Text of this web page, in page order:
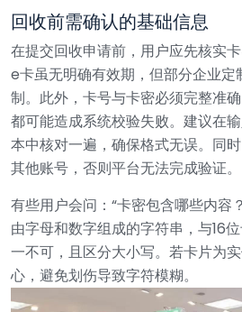
回收前需确认的基础信息
在提交回收申请前，用户应先核实
e卡虽无明确有效期，但部分企业定
制。此外，卡号与卡密必须完整准
都可能造成系统校验失败。建议在
本中核对一遍，确保格式无误。同
其他账号，否则平台无法完成验证。
有些用户会问：“卡密包含哪些内容
由字母和数字组成的字符串，与16
一不可，且区分大小写。若卡片为
心，避免划伤导致字符模糊。